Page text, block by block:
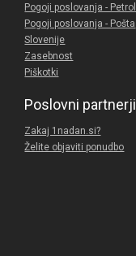
Pogoji poslovanja - Petrol
Pogoji poslovanja - Pošta
Slovenije
Zasebnost
Piškotki
Poslovni partnerji
Zakaj 1nadan.si?
Želite objaviti ponudbo